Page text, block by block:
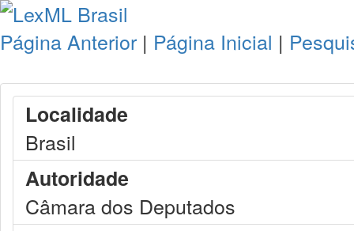
Página Anterior | Página Inicial |
Localidade
Brasil
Autoridade
Câmara dos Deputados